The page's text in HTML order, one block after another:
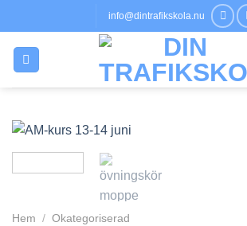
to
content
info@dintrafikskola.nu
Hem / Okategoriserad